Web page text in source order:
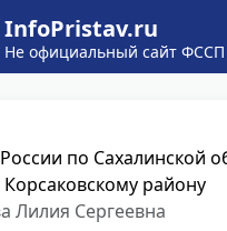
InfoPristav.ru
Не официальный сайт ФССП
по Сахалинской
району
Лилия Сергеевна